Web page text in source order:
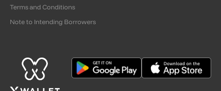
Terms and Conditions
Note to Intending Borrowers